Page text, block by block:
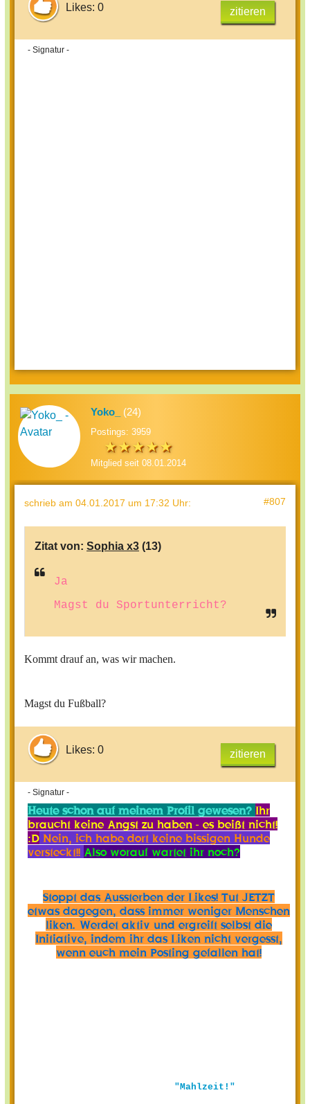
Likes: 0 zitieren
- Signatur -
Yoko_ (24)
Postings: 3959
Mitglied seit 08.01.2014
schrieb am 04.01.2017 um 17:32 Uhr: #807
Zitat von: Sophia x3 (13)
Ja
Magst du Sportunterricht?
Kommt drauf an, was wir machen.
Magst du Fußball?
Likes: 0 zitieren
- Signatur -
Heute schon auf meinem Profil gewesen? Ihr
braucht keine Angst zu haben - es beißt nicht!
:D Nein, ich habe dort keine bissigen Hunde
versteckt!! Also worauf wartet ihr noch?
Stoppt das Aussterben der Likes! Tut JETZT
etwas dagegen, dass immer weniger Menschen
liken. Werdet aktiv und ergreift selbst die
Initiative, indem ihr das Liken nicht vergesst,
wenn euch mein Posting gefallen hat!
"Mahlzeit!"